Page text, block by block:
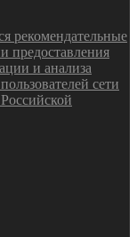
рекомендательные
предоставления
и анализа
сети